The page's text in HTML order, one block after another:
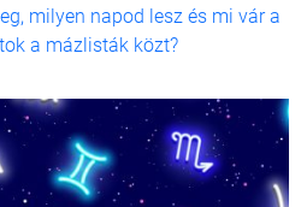
milyen napod lesz és mi vár a
a mázlisták közt?